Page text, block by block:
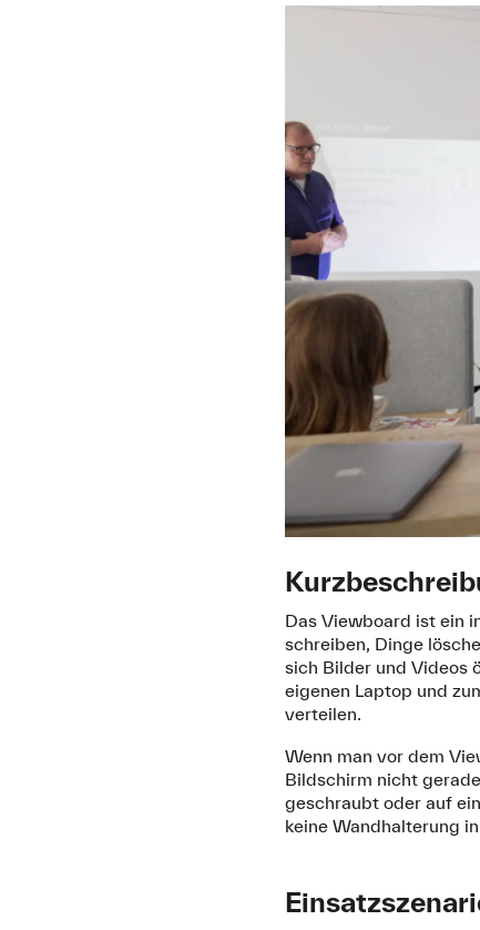
Das Viewboard ist ein
schreiben, Dinge
sich Bilder und Videos
eigenen Laptop und
verteilen.
Wenn man vor dem
Bildschirm nicht
geschraubt oder auf
keine Wandhalterung